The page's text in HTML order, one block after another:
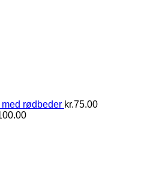
med rødbeder kr.75.00